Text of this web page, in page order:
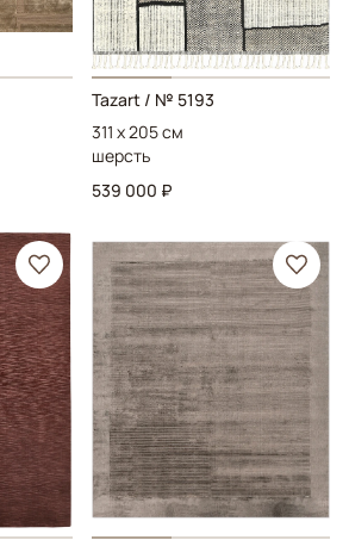
Tazart / № 5193
311 x 205 см
шерсть
539 000 ₽